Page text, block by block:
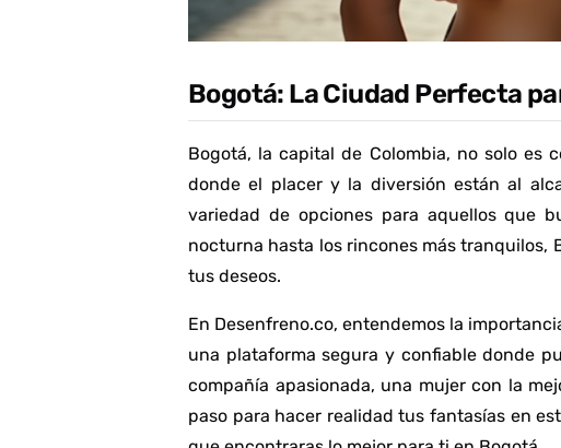
Bogotá: La Ciudad Perfecta
Bogotá, la capital de Colombia, no solo
donde el placer y la diversión están al
variedad de opciones para aquellos que
nocturna hasta los rincones más tranquilos,
tus deseos.
En Desenfreno.co, entendemos la
una plataforma segura y confiable donde
compañía apasionada, una mujer con la
paso para hacer realidad tus fantasías en